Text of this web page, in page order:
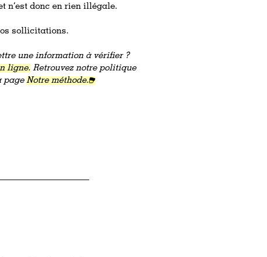
n’est donc en rien illégale.
sollicitations.
une information à vérifier ?
ligne. Retrouvez notre politique
pageNotre méthode.